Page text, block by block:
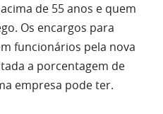
de 55 anos e quem
Os encargos para
funcionários pela nova
a porcentagem de
empresa pode ter.